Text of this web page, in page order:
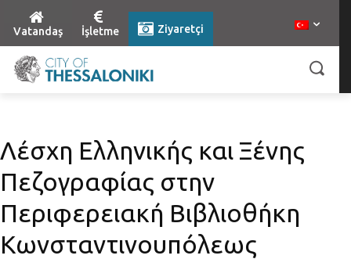
Vatandaş İşletme Ziyaretçi
Λέσχη Ελληνικής και Ξένης
Πεζογραφίας στην
Περιφερειακή Βιβλιοθήκη
Κωνσταντινουπόλεως